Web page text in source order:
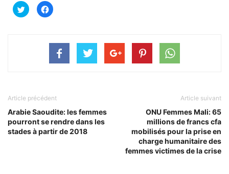
Cliquez
pour
partager
Cliquez
pour
une
nouvelle
fenêtre)
Article précédent
Arabie Saoudite: les femmes
pourront se rendre dans les
stades à partir de 2018
Article suivant
ONU Femmes Mali: 65
millions de francs cfa
mobilisés pour la prise en
charge humanitaire des
femmes victimes de la crise